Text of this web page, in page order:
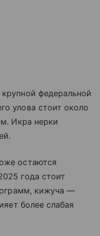
федеральной
улова стоит около
Икра нерки
остаются
года стоит
кижуча —
более слабая